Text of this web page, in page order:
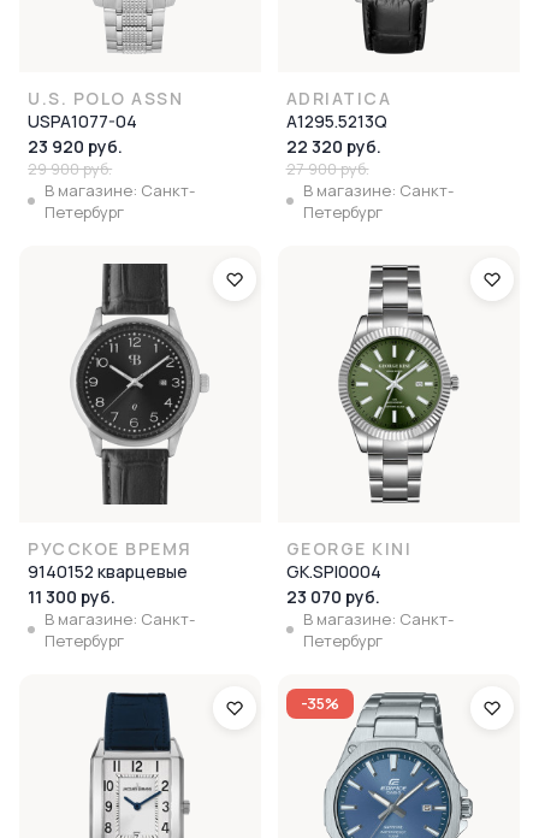
U.S. POLO ASSN
USPA1077-04
23 920 руб.
29 900 руб.
В магазине: Санкт-
Петербург
ADRIATICA
A1295.5213Q
22 320 руб.
27 900 руб.
В магазине: Санкт-
Петербург
РУССКОЕ ВРЕМЯ
9140152 кварцевые
11 300 руб.
В магазине: Санкт-
Петербург
GEORGE KINI
GK.SPI0004
23 070 руб.
В магазине: Санкт-
Петербург
-35%